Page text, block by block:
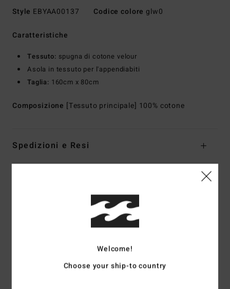
Style EBYAA00137 Codice colore glw0
Caratteristiche
Tessuto: spugna di cotone velour
Asola in tessuto per l'appendiabiti
Taglia: 160cm x 80cm
Composizione [Tessuto principale] 100% cotone
Spedizioni e Resi
Punteggio medio
5.0/5
Welcome!
Choose your ship-to country